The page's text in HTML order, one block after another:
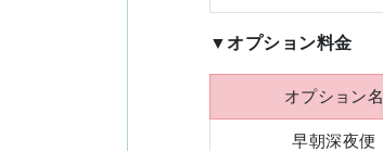
▼オプション料金
オプション名
早朝深夜便